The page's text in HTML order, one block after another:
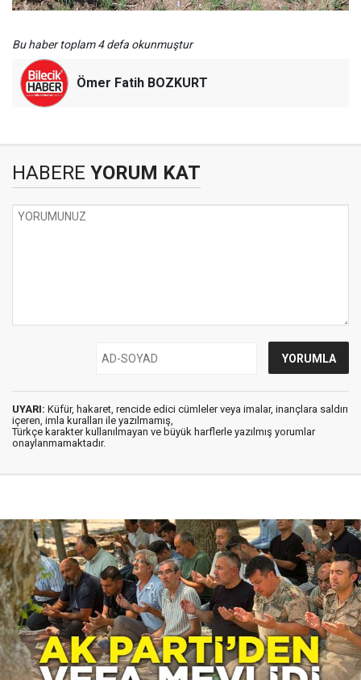
Bu haber toplam 4 defa okunmuştur
Ömer Fatih BOZKURT
HABERE YORUM KAT
UYARI: Küfür, hakaret, rencide edici cümleler veya imalar, inançlara saldırı
içeren, imla kuralları ile yazılmamış,
Türkçe karakter kullanılmayan ve büyük harflerle yazılmış yorumlar
onaylanmamaktadır.